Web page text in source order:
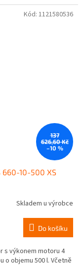
137
626,60 Kč
–10 %
660-10-500 XS
Skladem u výrobce
Do košíku
s výkonem motoru 4
o objemu 500 l. Včetně
Kód: 1121580536